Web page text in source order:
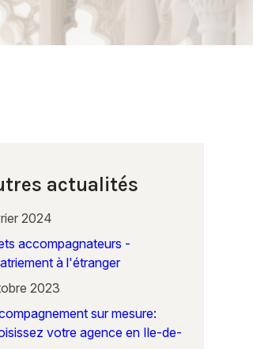
actualités
2024
accompagnateurs -
à l'étranger
2023
sur mesure:
votre agence en Ile-de-